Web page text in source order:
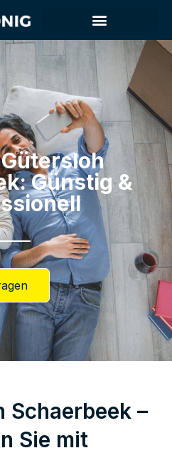
Günstig &
Schaerbeek –
Sie mit